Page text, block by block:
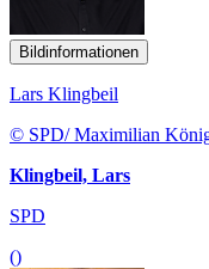
Bildinformationen
Lars Klingbeil
© SPD/ Maximilian
Klingbeil, Lars
SPD
()